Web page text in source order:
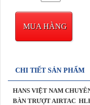
MUA HÀNG
CHI TIẾT SẢN PHẨM
HANS VIỆT NAM
BÀN TRƯỢT AIRTAC